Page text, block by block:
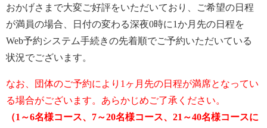
おかげさまで大変ご好評をいただいており、ご希望の日程
が満員の場合、日付の変わる深夜0時に1か月先の日程を
Web予約システム手続きの先着順でご予約いただいている
状況でございます。
なお、団体のご予約により1ヶ月先の日程が満席となってい
る場合がございます。あらかじめご了承ください。
（1～6名様コース、7～20名様コース、21～40名様コースに